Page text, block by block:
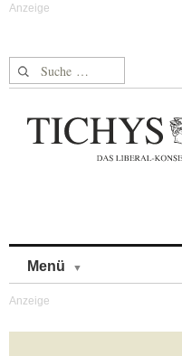
Suche nach:
Menü